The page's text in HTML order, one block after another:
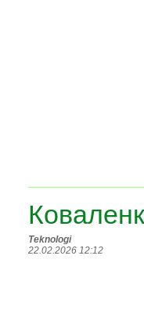
Teknologi
22.02.2026 12:12